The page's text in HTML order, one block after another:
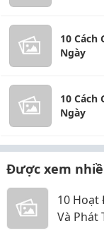
10 Cách
Ngày
10 Cách
Ngày
Được xem
10 Hoạt
Và Phát